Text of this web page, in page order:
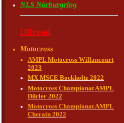
NLS Nürburgring
Offroad
Motocross
AMPL Motocross Willancourt
2023
MX MSCE Bockholtz 2022
Motocross Championat AMPL
Dürler 2022
Motocross Championat AMPL
Cherain 2022